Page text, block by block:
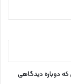
که دوباره دیدگاهی